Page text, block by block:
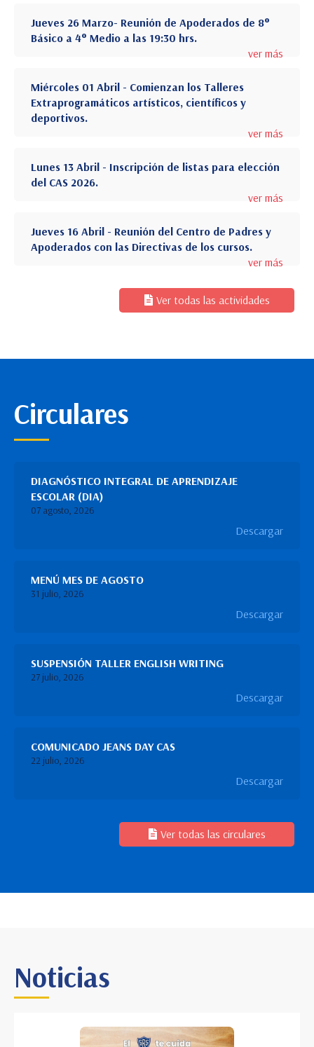
Jueves 26 Marzo- Reunión de Apoderados de 8°
Básico a 4° Medio a las 19:30 hrs.
ver más
Miércoles 01 Abril - Comienzan los Talleres
Extraprogramáticos artísticos, científicos y
deportivos.
ver más
Lunes 13 Abril - Inscripción de listas para elección
del CAS 2026.
ver más
Jueves 16 Abril - Reunión del Centro de Padres y
Apoderados con las Directivas de los cursos.
ver más
Ver todas las actividades
Circulares
DIAGNÓSTICO INTEGRAL DE APRENDIZAJE
ESCOLAR (DIA)
07 agosto, 2026
Descargar
MENÚ MES DE AGOSTO
31 julio, 2026
Descargar
SUSPENSIÓN TALLER ENGLISH WRITING
27 julio, 2026
Descargar
COMUNICADO JEANS DAY CAS
22 julio, 2026
Descargar
Ver todas las circulares
Noticias